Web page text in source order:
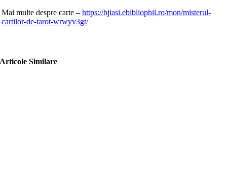
Mai multe despre carte – https://bjiasi.ebibliophil.ro/mon/misterul-
cartilor-de-tarot-wrwyv3gt/
Articole Similare